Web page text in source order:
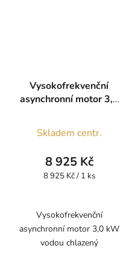
Vysokofrekvenční
asynchronní motor 3,0
Skladem centr.
8 925 Kč
Měrná
8 925 Kč / 1 ks
Vysokofrekvenční
asynchronní motor 3,0 kW
vodou chlazený